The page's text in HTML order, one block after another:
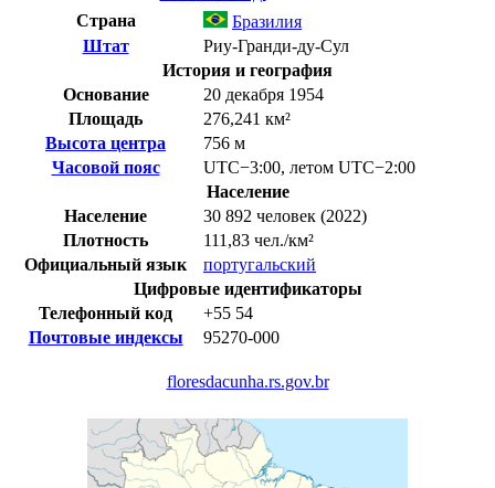
Страна
Бразилия
Штат
Риу-Гранди-ду-Сул
История и география
Основание
20 декабря 1954
Площадь
276,241 км²
Высота центра
756 м
Часовой пояс
UTC−3:00, летом UTC−2:00
Население
Население
30 892 человек (2022)
Плотность
111,83 чел./км²
Официальный язык
португальский
Цифровые идентификаторы
Телефонный код
+55 54
Почтовые индексы
95270-000
floresdacunha.rs.gov.br